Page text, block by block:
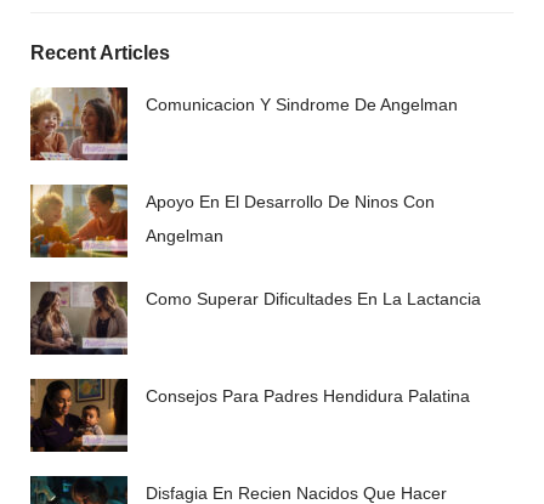
Recent Articles
Comunicacion Y Sindrome De Angelman
Apoyo En El Desarrollo De Ninos Con
Angelman
Como Superar Dificultades En La Lactancia
Consejos Para Padres Hendidura Palatina
Disfagia En Recien Nacidos Que Hacer